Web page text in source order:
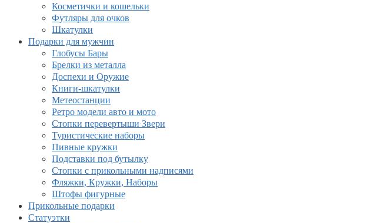
Косметички и кошельки
Футляры для очков
Шкатулки
Подарки для мужчин
Глобусы Бары
Брелки из металла
Доспехи и Оружие
Книги-шкатулки
Метеостанции
Ретро модели авто и мото
Стопки перевертыши Звери
Туристические наборы
Пивные кружки
Подставки под бутылку
Стопки с прикольными надписями
Фляжки, Кружки, Наборы
Штофы фигурные
Прикольные подарки
Статуэтки